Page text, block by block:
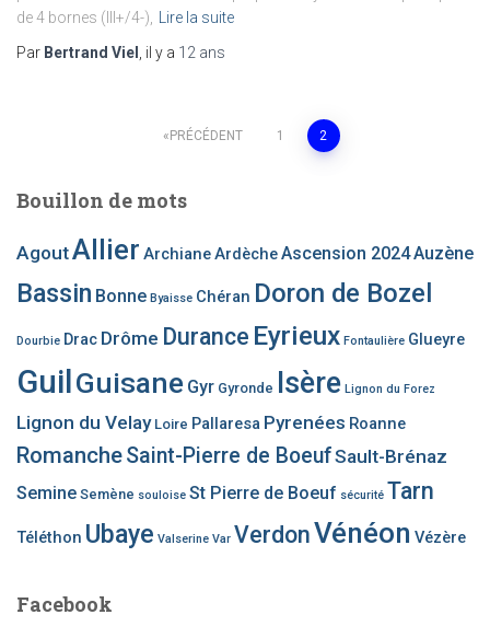
de 4 bornes (III+/4-),
Lire la suite
Par Bertrand Viel , il y a 12 ans
Pagination
des
publications
PRÉCÉDENT 1 2
Bouillon de mots
AgoutAllier ArchianeArdècheAscension 2024Auzène
Bassin Bonne Byaisse Chéran Doron de Bozel
Dourbie Drac Drôme Durance Eyrieux Fontaulière Glueyre
Guil Guisane Gyr Gyronde Isère Lignon du Forez
Lignon du Velay Loire Pallaresa Pyrenées Roanne
RomancheSaint-Pierre de BoeufSault-Brénaz
Semine Semène souloise St Pierre de Boeuf sécurité Tarn
Téléthon Ubaye Valserine Var VerdonVénéon Vézère
Facebook